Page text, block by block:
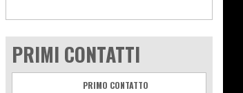
PRIMI CONTATTI
PRIMO CONTATTO